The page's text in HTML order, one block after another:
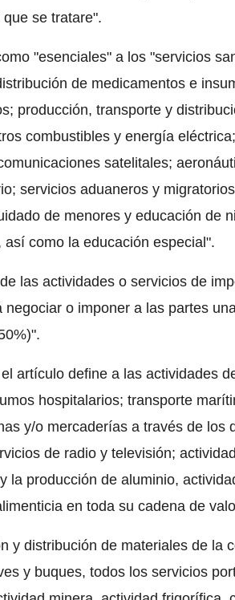
se tratare".
"esenciales" a los "servicios
de medicamentos e
producción, transporte y
combustibles y energía
satelitales;
servicios aduaneros y
de menores y educación de
como la educación especial".
las actividades o servicios de
negociar o imponer a las partes
artículo define a las actividades
hospitalarios; transporte
y/o mercaderías a través de los
de radio y televisión;
la producción de aluminio,
en toda su cadena de
y distribución de materiales de la
y buques, todos los servicios